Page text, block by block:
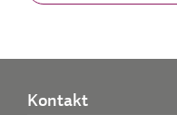
Kontakt